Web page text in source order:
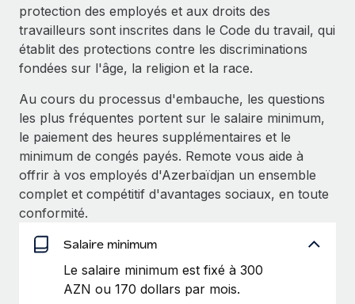
Demandez aux experts
Recevez des conseils d’experts sur les RH à
l’international et la conformité
Contrôles d’antécédents
Simplifiez vos processus de présélection des
candidats
Remote Watchtower
Gardez un temps d’avance sur les risques en
matière de conformité
Gestion des appareils
dans le monde entier
Explorez avec nous vos opportunités de partenariat
Remote Build
Bientôt disponible
Conseil en intégrations et automatisations assistées par
ÉTUDES DE CAS
Comment Weaviate, l'as de l'IA, a développé
ses effectifs de 120 % avec Remote
Weaviate en bref Weaviate crée des infrastructures open
En savoir plus
Données sur les salaires et les talents
Centre de ressources
Voir toutes les ressources
BLOG
Paie multipays
Taxes
protection des employés et aux droits des
travailleurs sont inscrites dans le Code du travail, qui
établit des protections contre les discriminations
fondées sur l'âge, la religion et la race.
Au cours du processus d'embauche, les questions
les plus fréquentes portent sur le salaire minimum,
le paiement des heures supplémentaires et le
minimum de congés payés. Remote vous aide à
offrir à vos employés d'Azerbaïdjan un ensemble
complet et compétitif d'avantages sociaux, en toute
conformité.
Salaire minimum
Le salaire minimum est fixé à 300
AZN ou 170 dollars par mois.